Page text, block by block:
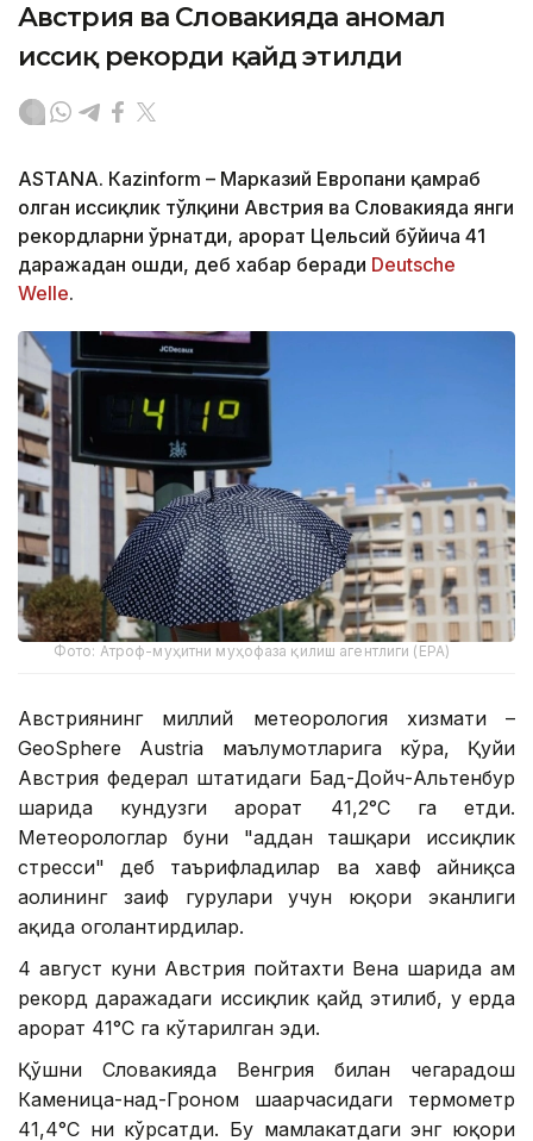
Австрия ва Словакияда аномал
иссиқ рекорди қайд этилди
ASTANА. Кazinform – Марказий Европани қамраб
олган иссиқлик тўлқини Австрия ва Словакияда янги
рекордларни ўрнатди, ҳарорат Цельсий бўйича 41
даражадан ошди, деб хабар беради Deutsche
Welle.
Фото: Атроф-муҳитни муҳофаза қилиш агентлиги (EPA)
Австриянинг миллий метеорология хизмати –
GeoSphere Austria маълумотларига кўра, Қуйи
Австрия федерал штатидаги Бад-Дойч-Альтенбур
шаҳрида кундузги ҳарорат 41,2°С га етди.
Метеорологлар буни "ҳаддан ташқари иссиқлик
стресси" деб таърифладилар ва хавф айниқса
аҳолининг заиф гуруҳлари учун юқори эканлиги
ҳақида огоҳлантирдилар.
4 август куни Австрия пойтахти Вена шаҳрида ҳам
рекорд даражадаги иссиқлик қайд этилиб, у ерда
ҳарорат 41°С га кўтарилган эди.
Қўшни Словакияда Венгрия билан чегарадош
Каменица-над-Гроном шаҳарчасидаги термометр
41,4°С ни кўрсатди. Бу мамлакатдаги энг юқори